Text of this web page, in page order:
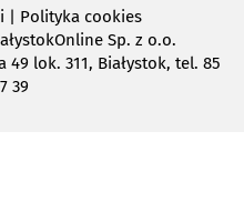
| Polityka cookies
Sp. z o.o.
lok. 311, Białystok, tel. 85
39